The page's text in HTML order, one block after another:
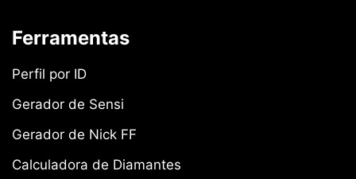
Ferramentas
Perfil por ID
Gerador de Sensi
Gerador de Nick FF
Calculadora de Diamantes